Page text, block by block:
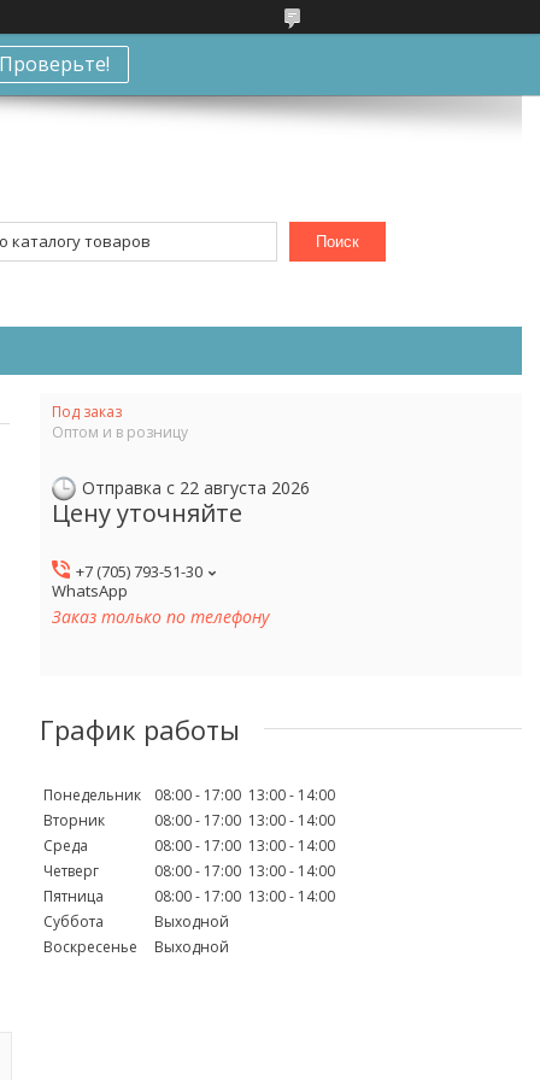
Проверьте!
Поиск
Под заказ
Оптом и в розницу
Отправка с 22 августа 2026
Цену уточняйте
+7 (705) 793-51-30
WhatsApp
Заказ только по телефону
График работы
Понедельник 08:00 17:00 13:00
14:00
Вторник
08:00 17:00 13:00
14:00
Среда
08:00 17:00 13:00
14:00
Четверг
08:00 17:00 13:00
14:00
Пятница
08:00 17:00 13:00
14:00
Суббота
Выходной
Воскресенье
Выходной